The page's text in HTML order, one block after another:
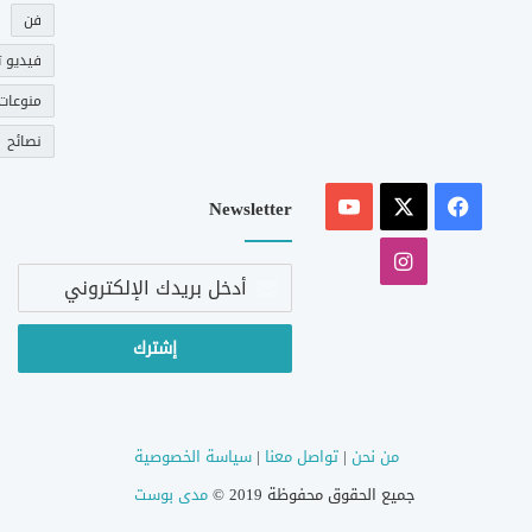
فن
فيديو
نصائح
فيسبوك
‫YouTube
انستقرام
Newsletter
أدخل
الإلكتروني
من نحن |تواصل معنا |سياسة الخصوصية
جميع الحقوق محفوظة 2019 ©
مدى بوست